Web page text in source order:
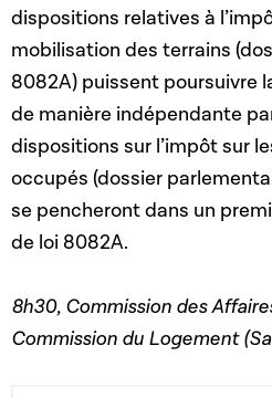
dispositions relatives à
mobilisation des terrains
8082A) puissent poursuivre
de manière indépendante
dispositions sur l’impôt sur
occupés (dossier
se pencheront dans un
de loi 8082A.
8h30, Commission des
Commission du Logement